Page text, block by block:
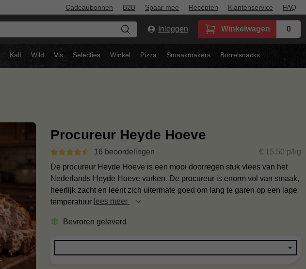
Cadeaubonnen B2B Spaar mee Recepten Klantenservice FAQ
Inloggen Winkelwagen 0
Kalf Wild Vis Selecties Winkel Pizza Smaakmakers Borrelsnacks
Procureur Heyde Hoeve
16 beoordelingen
€ 15,50 p/kg
De procureur Heyde Hoeve is een mooi doorregen stuk vlees van het
Nederlands Heyde Hoeve varken. De procureur is enorm vol van smaak,
heerlijk zacht en leent zich uitermate goed om lang te garen op een lage
temperatuur lees meer
Bevroren geleverd